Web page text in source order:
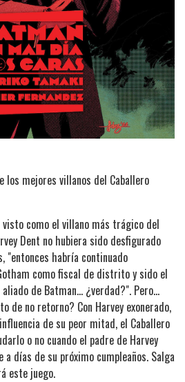
los mejores villanos del Caballero
como el villano más trágico del
Dent no hubiera sido desfigurado
"entonces habría continuado
como fiscal de distrito y sido el
de Batman... ¿verdad?". Pero...
de no retorno? Con Harvey exonerado,
de su peor mitad, el Caballero
o no cuando el padre de Harvey
días de su próximo cumpleaños. Salga
este juego.